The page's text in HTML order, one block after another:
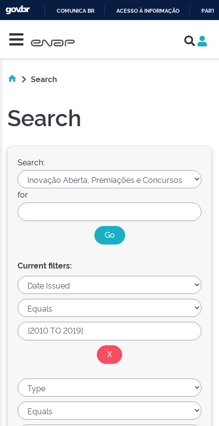
COMUNICA BR ACESSO À INFORMAÇÃO
Search
Search
Search:
for
Current filters: